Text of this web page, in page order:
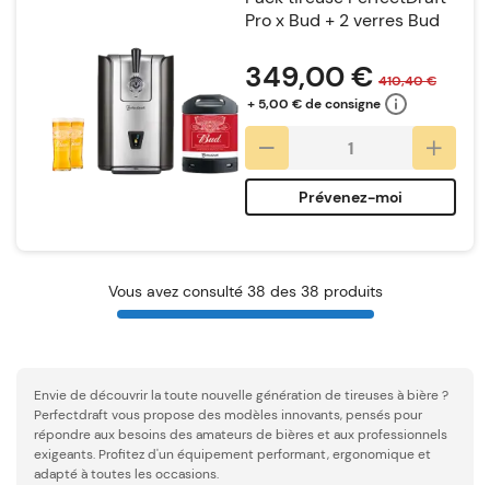
Pro x Bud + 2 verres Bud
349,00 € 410,40 €
+ 5,00 € de consigne
Prévenez-moi
Vous avez consulté 38 des 38 produits
Envie de découvrir la toute nouvelle génération de tireuses à bière ?
Perfectdraft vous propose des modèles innovants, pensés pour
répondre aux besoins des amateurs de bières et aux professionnels
exigeants. Profitez d'un équipement performant, ergonomique et
adapté à toutes les occasions.